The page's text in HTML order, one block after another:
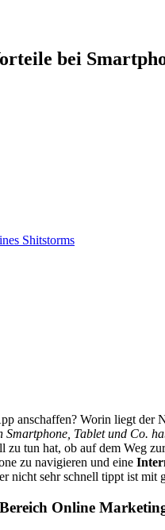
bei
Shitstorms
anschaffen? Worin liegt
Smartphone, Tablet und Co.
zu tun hat, ob auf dem Weg
zu navigieren und eine
nicht sehr schnell tippt ist mit
Online